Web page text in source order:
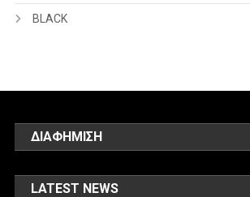
BLACK
ΔΙΑΦΗΜΙΣΗ
LATEST NEWS